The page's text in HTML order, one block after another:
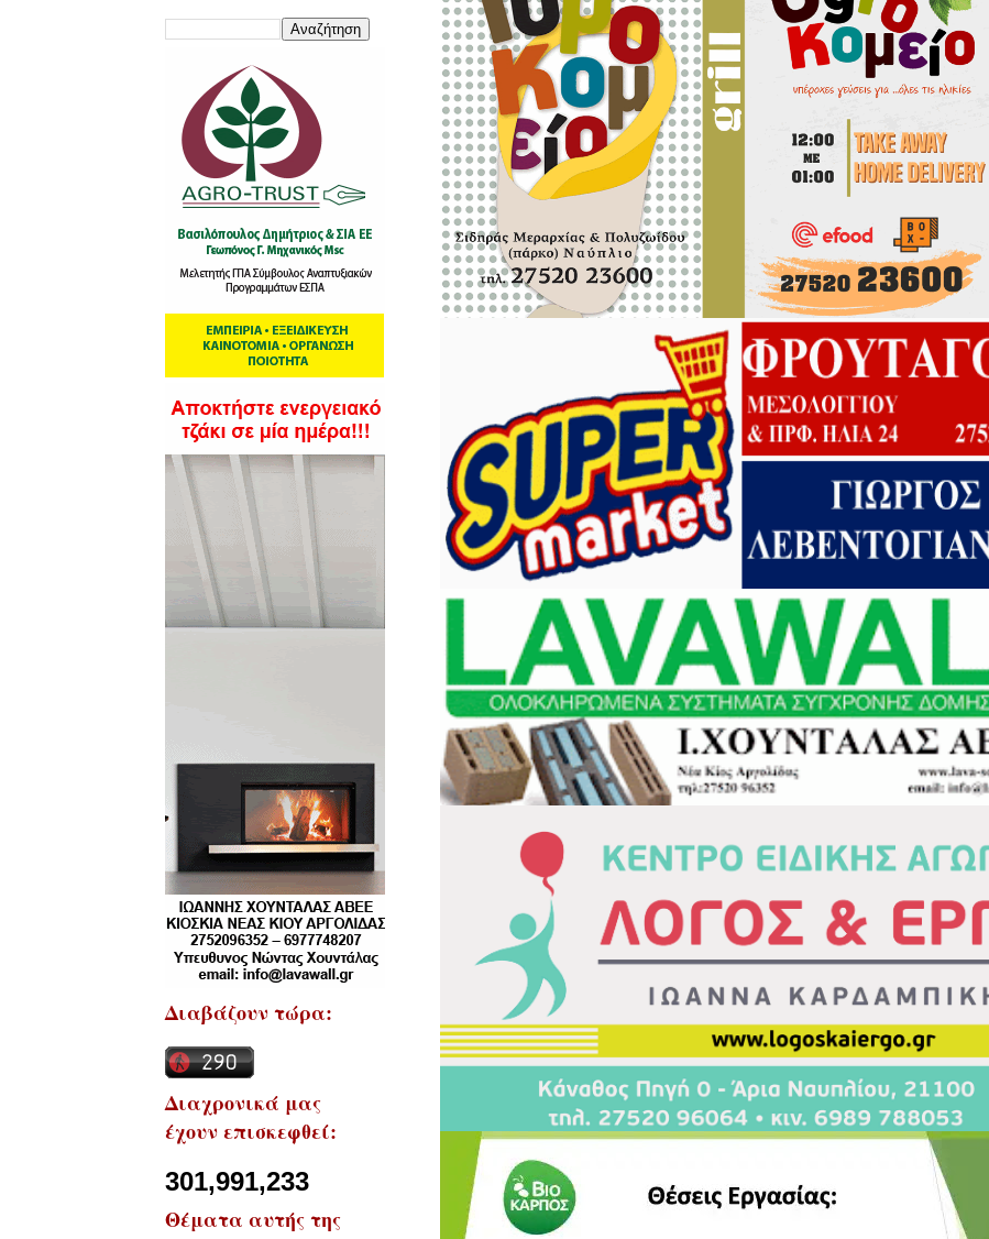
Διαβάζουν τώρα:
Διαχρονικά μας
έχουν επισκεφθεί:
301,991,233
Θέματα αυτής της